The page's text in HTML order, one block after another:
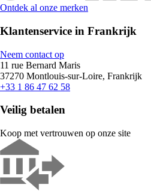
Ontdek al onze merken
Klantenservice in Frankrijk
Neem contact op
11 rue Bernard Maris
37270 Montlouis-sur-Loire, Frankrijk
+33 1 86 47 62 58
Veilig betalen
Koop met vertrouwen op onze site